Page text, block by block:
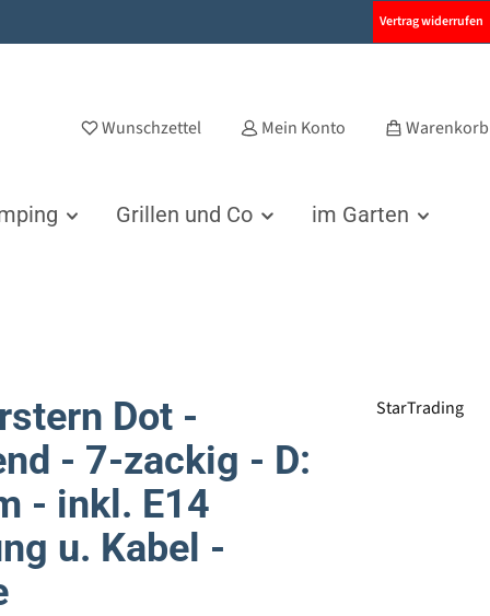
Vertrag widerrufen
Wunschzettel Mein Konto Warenkorb
Grillen und Co im Garten
Dot -
- 7-zackig - D:
- inkl. E14
u. Kabel -
StarTrading